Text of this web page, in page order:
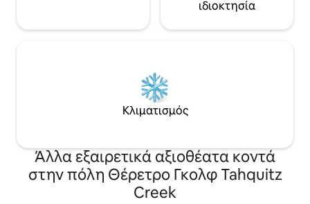
ιδιοκτησία
Κλιματισμός
Άλλα εξαιρετικά αξιοθέατα κοντά
στην πόλη Θέρετρο Γκολφ Tahquitz
Creek